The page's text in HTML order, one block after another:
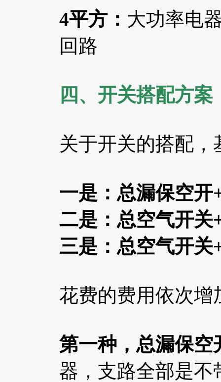
4平方： 大功率电
回路
四、开关搭配方案
关于开关的搭配
一是：总漏保空开
二是：总空气开关
三是：总空气开关
花费的费用依次增
第一种，总漏保空
器，支路全部是